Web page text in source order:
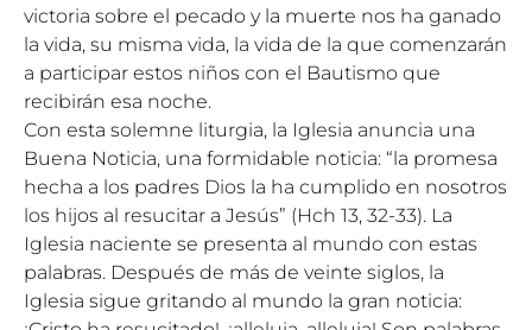
victoria sobre el pecado y la muerte nos ha ganado
la vida, su misma vida, la vida de la que comenzarán
a participar estos niños con el Bautismo que
recibirán esa noche.
Con esta solemne liturgia, la Iglesia anuncia una
Buena Noticia, una formidable noticia: “la promesa
hecha a los padres Dios la ha cumplido en nosotros
los hijos al resucitar a Jesús” (Hch 13, 32-33). La
Iglesia naciente se presenta al mundo con estas
palabras. Después de más de veinte siglos, la
Iglesia sigue gritando al mundo la gran noticia: